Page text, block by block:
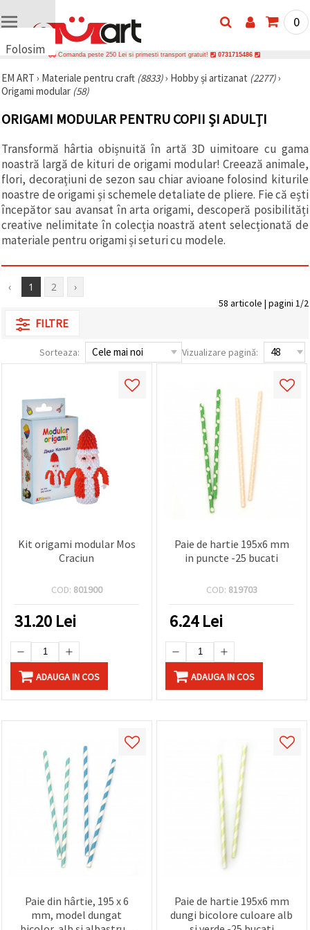
Folosim
uri
🍪 Folosim
și
similare
pentru a
asigura
funcționarea
corectă a
site-ului,
pentru a vă
îmbunătăți
experiența
și, cu
dumneavoastră,
pentru a
analiza
traficul și a
conținut și
reclame
relevante,
inclusiv cu
noștri de
analiză și
marketing.
Puteți fi de
acord să
utilizați
toate
cookie -
urile făcând
clic pe
indicați
cookie -uri
dat și
făcând clic
"Salvați"
Аcceptati
toate!
Setări
0
Comanda peste 250 Lei si primesti transport gratuit! 0731715486
EM ART › Materiale pentru craft (8833)› Hobby și artizanat (2277)›
Origami modular (58)
ORIGAMI MODULAR PENTRU COPII ȘI ADULȚI
Transformă hârtia obișnuită în artă 3D uimitoare cu gama
noastră largă de kituri de origami modular! Creează animale,
flori, decorațiuni de sezon sau chiar avioane folosind kiturile
noastre de origami și schemele detaliate de pliere. Fie că ești
începător sau avansat în arta origami, descoperă posibilități
creative nelimitate în colecția noastră atent selecționată de
materiale pentru origami și seturi cu modele.
‹ 1 2 ›
58 articole | pagini 1/2
FILTRE
Sorteaza: Vizualizare pagină:
Kit origami modular Mos
Craciun
COD: 801900
31.20 Lei
ADAUGA IN COS
Paie de hartie 195x6 mm
in puncte -25 bucati
COD: 819703
6.24Lei
ADAUGA IN COS
Paie din hârtie, 195 x 6
mm, model dungat
Paie de hartie 195x6 mm
dungi bicolore culoare alb